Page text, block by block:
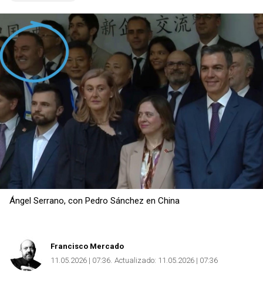
Ángel Serrano, con Pedro Sánchez en China
Francisco Mercado
11.05.2026 | 07:36 Actualizado: 11.05.2026 | 07:36